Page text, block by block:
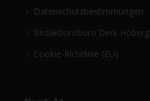
Datenschutzbestimmungen
Redaktionsbüro Derk Hoberg
Cookie-Richtlinie (EU)